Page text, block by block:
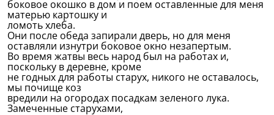
боковое окошко в дом и поем оставленные для меня
матерью картошку и
ломоть хлеба.
Они после обеда запирали дверь, но для меня
оставляли изнутри боковое окно незапертым.
Во время жатвы весь народ был на работах и,
поскольку в деревне, кроме
не годных для работы старух, никого не оставалось,
мы почище коз
вредили на огородах посадкам зеленого лука.
Замеченные старухами,